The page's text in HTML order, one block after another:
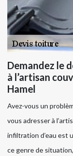
Demandez le
à l’artisan
Hamel
Avez-vous un
vous adresser à
infiltration d’eau est
ce genre de